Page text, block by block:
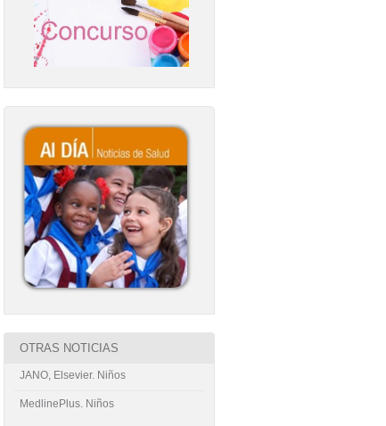
OTRAS NOTICIAS
JANO, Elsevier. Niños
MedlinePlus. Niños